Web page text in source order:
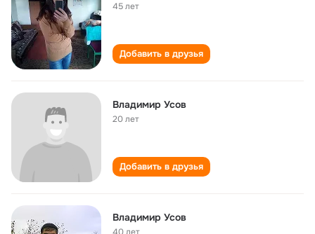
45 лет
Добавить в друзья
Владимир Усов
20 лет
Добавить в друзья
Владимир Усов